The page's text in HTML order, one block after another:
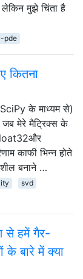
मुझे चिंता है
pde
कितना
के माध्यम से)
जब मेरे मैट्रिक्स के
float32और
काफी भिन्न होते
बनाने …
svd
से हमें गैर-
के बारे में क्या